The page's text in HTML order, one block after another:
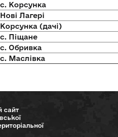
Корсунка
Лагері
(дачі)
Піщане
Обривка
Маслівка
сайт